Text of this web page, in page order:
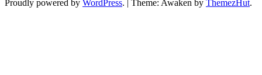
Proudly powered by WordPress. | Theme: Awaken by ThemezHut.